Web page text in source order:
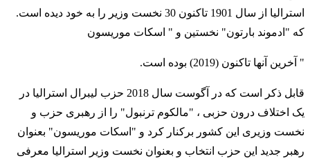
استرالیا از سال 1901 تاکنون 30 نخست وزیر را به خود دیده است.
که "ادموند بارتون" نخستین و " اسکات موریسون
" آخرین آنها تاکنون (2019) بوده است.
قابل ذکر است که در آگوست سال 2018 حزب لیبرال استرالیا در
یک اختلاف درون حزبی ، "مالکوم ترنبول" را از رهبری حزب و
نخست وزیری این کشور برکنار کرد و "اسکات موریسون" بعنوان
رهبر جدید این حزب انتخاب و بعنوان نخست وزیر استرالیا معرفی